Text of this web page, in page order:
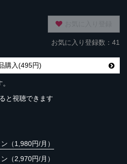
お気に入り登録数：41
購入(495円)
と視聴できます
（1,980円/月）
（2,970円/月）